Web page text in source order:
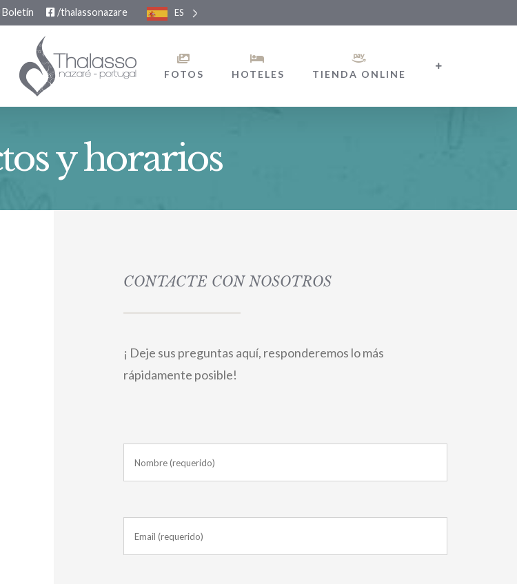
Boletín /thalassonazare ES
FOTOS HOTELES TIENDA ONLINE
y horarios
CONTACTE CON NOSOTROS
¡ Deje sus preguntas aquí, responderemos lo más
rápidamente posible!